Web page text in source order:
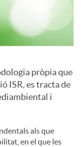
pròpia que
ISR, es tracta de
i
als que
en el que les